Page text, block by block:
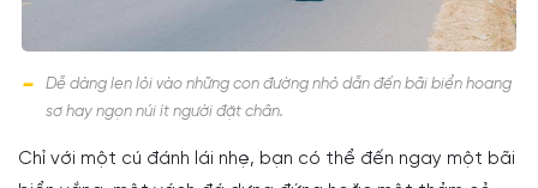
Dễ dàng len lỏi vào những con đường nhỏ dẫn đến bãi biển hoang
sơ hay ngọn núi ít người đặt chân.
Chỉ với một cú đánh lái nhẹ, bạn có thể đến ngay một bãi